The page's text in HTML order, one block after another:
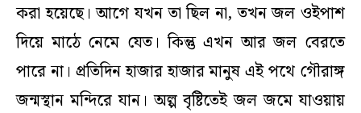
করা হয়েছে। আগে যখন তা ছিল না, তখন জল ওইপাশ
দিয়ে মাঠে নেমে যেত। কিন্তু এখন আর জল বেরতে
পারে না। প্রতিদিন হাজার হাজার মানুষ এই পথে গৌরাঙ্গ
জন্মস্থান মন্দিরে যান। অল্প বৃষ্টিতেই জল জমে যাওয়ায়